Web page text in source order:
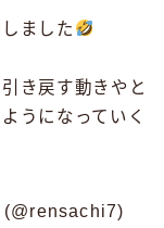
ました
き戻す動きやと
うになっていく
(@rensachi7)